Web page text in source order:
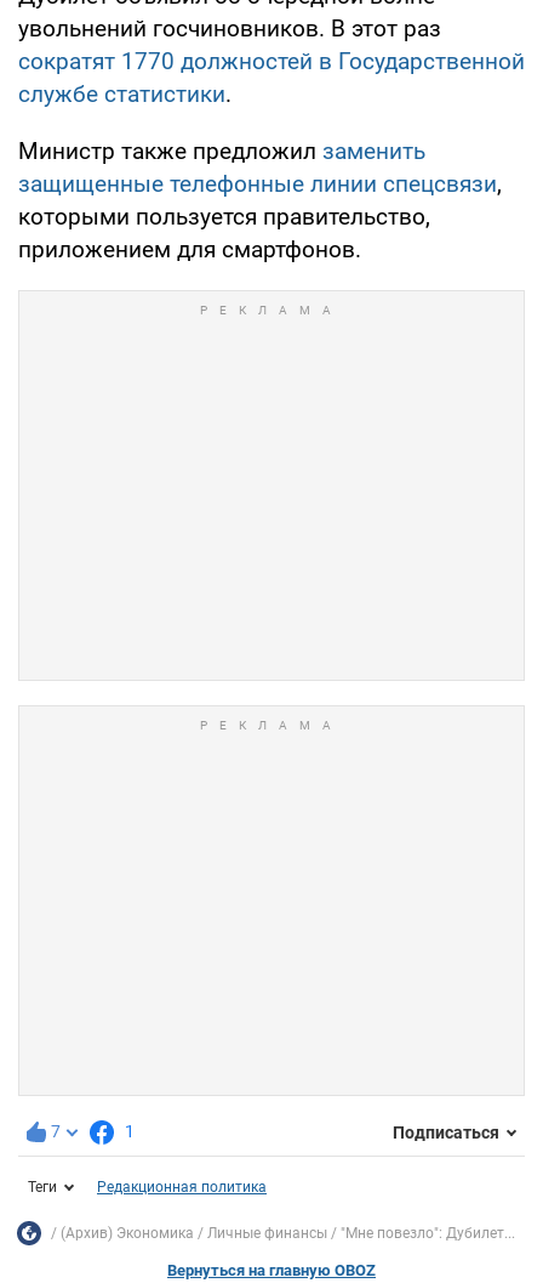
увольнений госчиновников. В этот раз
сократят 1770 должностей в Государственной
службе статистики.
Министр также предложил заменить
защищенные телефонные линии спецсвязи,
которыми пользуется правительство,
приложением для смартфонов.
7 1 Подписаться
Теги Редакционная политика
(Архив) Экономика Личные финансы "Мне повезло": Дубилет...
Вернуться на главную OBOZ